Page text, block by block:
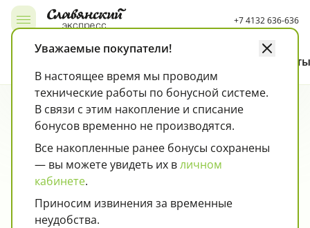
Открыть, закрыть меню +7 4132 636-636
Контакты
Страница товара
Газировка, напитки
Уважаемые покупатели!
В настоящее время мы проводим
технические работы по бонусной системе.
В связи с этим накопление и списание
бонусов временно не производятся.
Все накопленные ранее бонусы сохранены
— вы можете увидеть их вличном
кабинете.
Приносим извинения за временные
неудобства.